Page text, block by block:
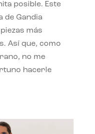
posible. Este
de Gandia
más
Así que, como
no me
hacerle